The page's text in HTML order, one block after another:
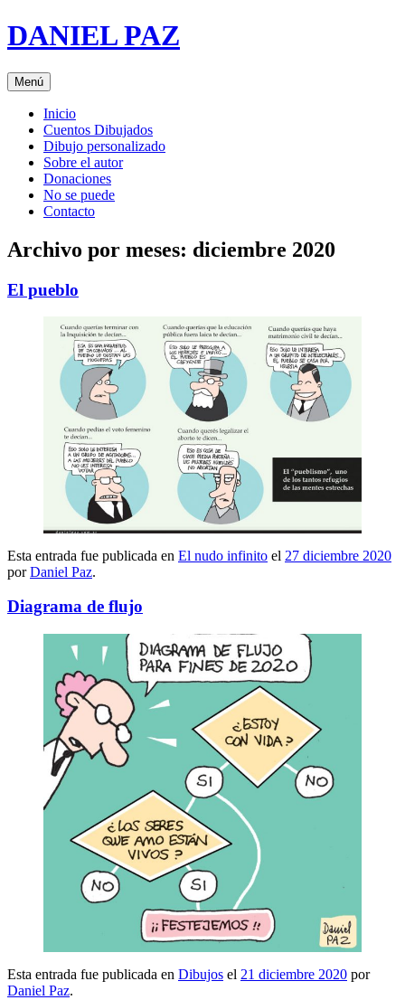
Saltar
al
DANIEL PAZ
Menú
Inicio
Cuentos Dibujados
Dibujo personalizado
Sobre el autor
Donaciones
No se puede
Contacto
Archivo por meses: diciembre 2020
El pueblo
Esta entrada fue publicada en El nudo infinito el 27 diciembre 2020
porDaniel Paz.
Diagrama de flujo
Esta entrada fue publicada en Dibujos el 21 diciembre 2020 por
Daniel Paz.